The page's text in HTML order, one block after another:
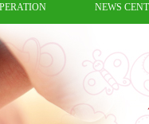
NEWS